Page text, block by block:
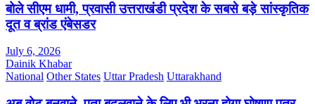
बोले सीएम धामी, प्रवासी उत्तराखंडी प्रदेश के सबसे बड़े सांस्कृतिक
दूत व ब्रांड एंबेसडर
July 6, 2026
Dainik Khabar
National Other States Uttar Pradesh Uttarakhand